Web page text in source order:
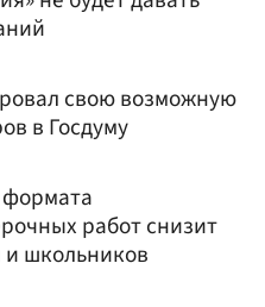
свою возможную
в Госдуму
работ снизит
и школьников